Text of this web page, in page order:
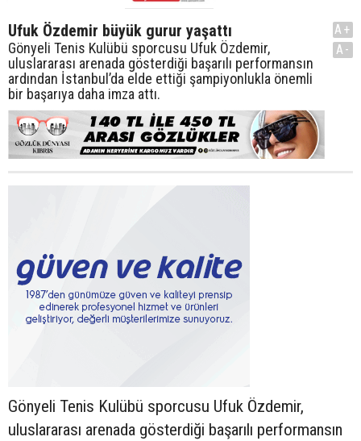
Ufuk Özdemir büyük gurur yaşattı
Gönyeli Tenis Kulübü sporcusu Ufuk Özdemir,
uluslararası arenada gösterdiği başarılı performansın
ardından İstanbul’da elde ettiği şampiyonlukla önemli
bir başarıya daha imza attı.
A+
A-
Gönyeli Tenis Kulübü sporcusu Ufuk Özdemir,
uluslararası arenada gösterdiği başarılı performansın